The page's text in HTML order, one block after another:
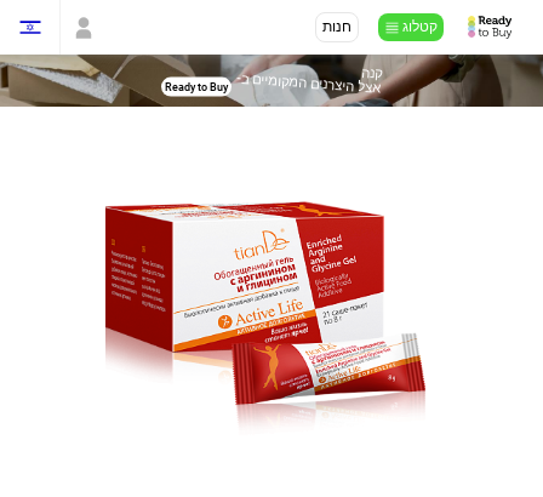
קטלוג חנות
קנה -אצל היצרנים המקומיים ב Ready to Buy